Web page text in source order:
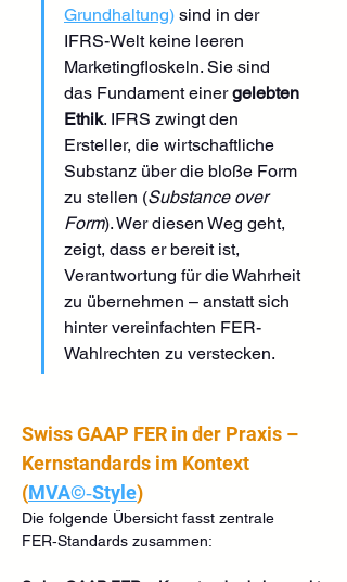
Grundhaltung) sind in der
IFRS-Welt keine leeren
Marketingfloskeln. Sie sind
das Fundament einer gelebten
Ethik. IFRS zwingt den
Ersteller, die wirtschaftliche
Substanz über die bloße Form
zu stellen (Substance over
Form). Wer diesen Weg geht,
zeigt, dass er bereit ist,
Verantwortung für die Wahrheit
zu übernehmen – anstatt sich
hinter vereinfachten FER-
Wahlrechten zu verstecken.
Swiss GAAP FER in der Praxis –
Kernstandards im Kontext
(MVA©‑Style)
Die folgende Übersicht fasst zentrale
FER‑Standards zusammen: